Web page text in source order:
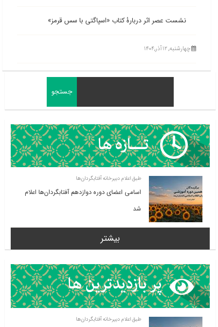
نشست عصر اثر دربارۀ کتاب «اسپاگتی با سس قرمز»
چهارشنبه, ۱۲ آذر,۱۴۰۴
طبق اعلام دبیرخانه آفتابگردان‌ها
اسامی اعضای دوره دوازدهم آفتابگردان‌ها اعلام
شد
بیشتر
طبق اعلام دبیرخانه آفتابگردان‌ها